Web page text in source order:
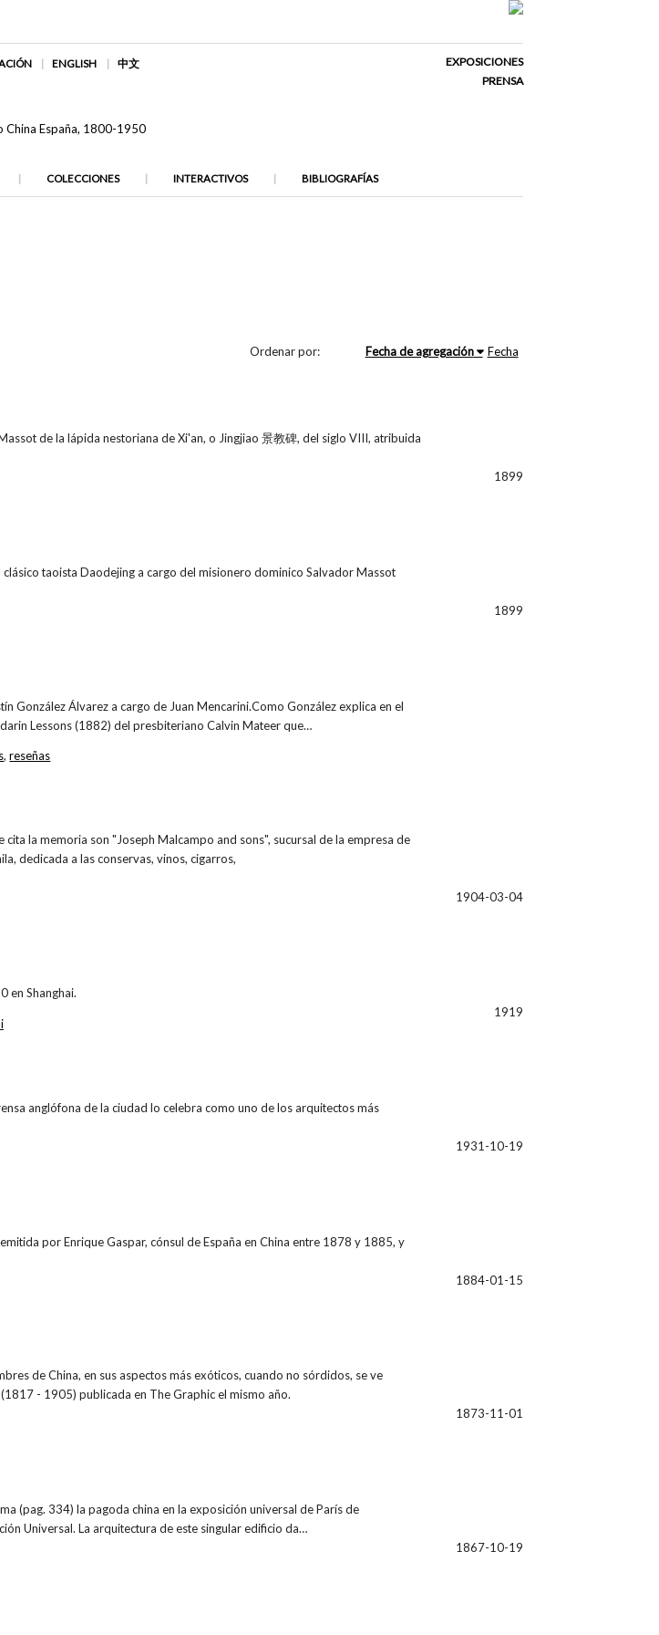
ENGLISH 中文
EXPOSICIONES
PRENSA
COLECCIONES INTERACTIVOS BIBLIOGRAFÍAS
Ordenar por: Fecha de agregación Fecha
de la lápida nestoriana de Xi'an, o Jingjiao 景教碑, del siglo VIII, atribuida
1899
taoista Daodejing a cargo del misionero dominico Salvador Massot
1899
González Álvarez a cargo de Juan Mencarini.Como González explica en el
Lessons (1882) del presbiteriano Calvin Mateer que…
,reseñas
cita la memoria son "Joseph Malcampo and sons", sucursal de la empresa de
dedicada a las conservas, vinos, cigarros,
1904-03-04
en Shanghai.
1919
anglófona de la ciudad lo celebra como uno de los arquitectos más
1931-10-19
por Enrique Gaspar, cónsul de España en China entre 1878 y 1885, y
1884-01-15
de China, en sus aspectos más exóticos, cuando no sórdidos, se ve
- 1905) publicada en The Graphic el mismo año.
1873-11-01
(pag. 334) la pagoda china en la exposición universal de París de
Universal. La arquitectura de este singular edificio da…
1867-10-19